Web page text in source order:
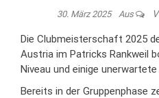
30. März 2025 Aus
Die Clubmeisterschaft 2025
Austria im Patricks Rankweil
Niveau und einige unerwartete
Bereits in der Gruppenphase